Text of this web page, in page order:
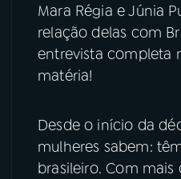
ACOMPANHE A RÁDIO
YouTube
TikTok
Mara Régia e Júnia
relação delas com
entrevista completa
matéria!
Desde o início da
mulheres sabem:
brasileiro. Com mais